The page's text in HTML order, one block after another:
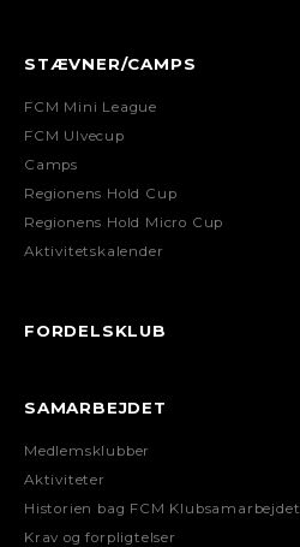
STÆVNER/CAMPS
FCM Mini League
FCM Ulvecup
Camps
Regionens Hold Cup
Regionens Hold Micro Cup
Aktivitetskalender
FORDELSKLUB
SAMARBEJDET
Medlemsklubber
Aktiviteter
Historien bag FCM Klubsamarbejdet
Krav og forpligtelser